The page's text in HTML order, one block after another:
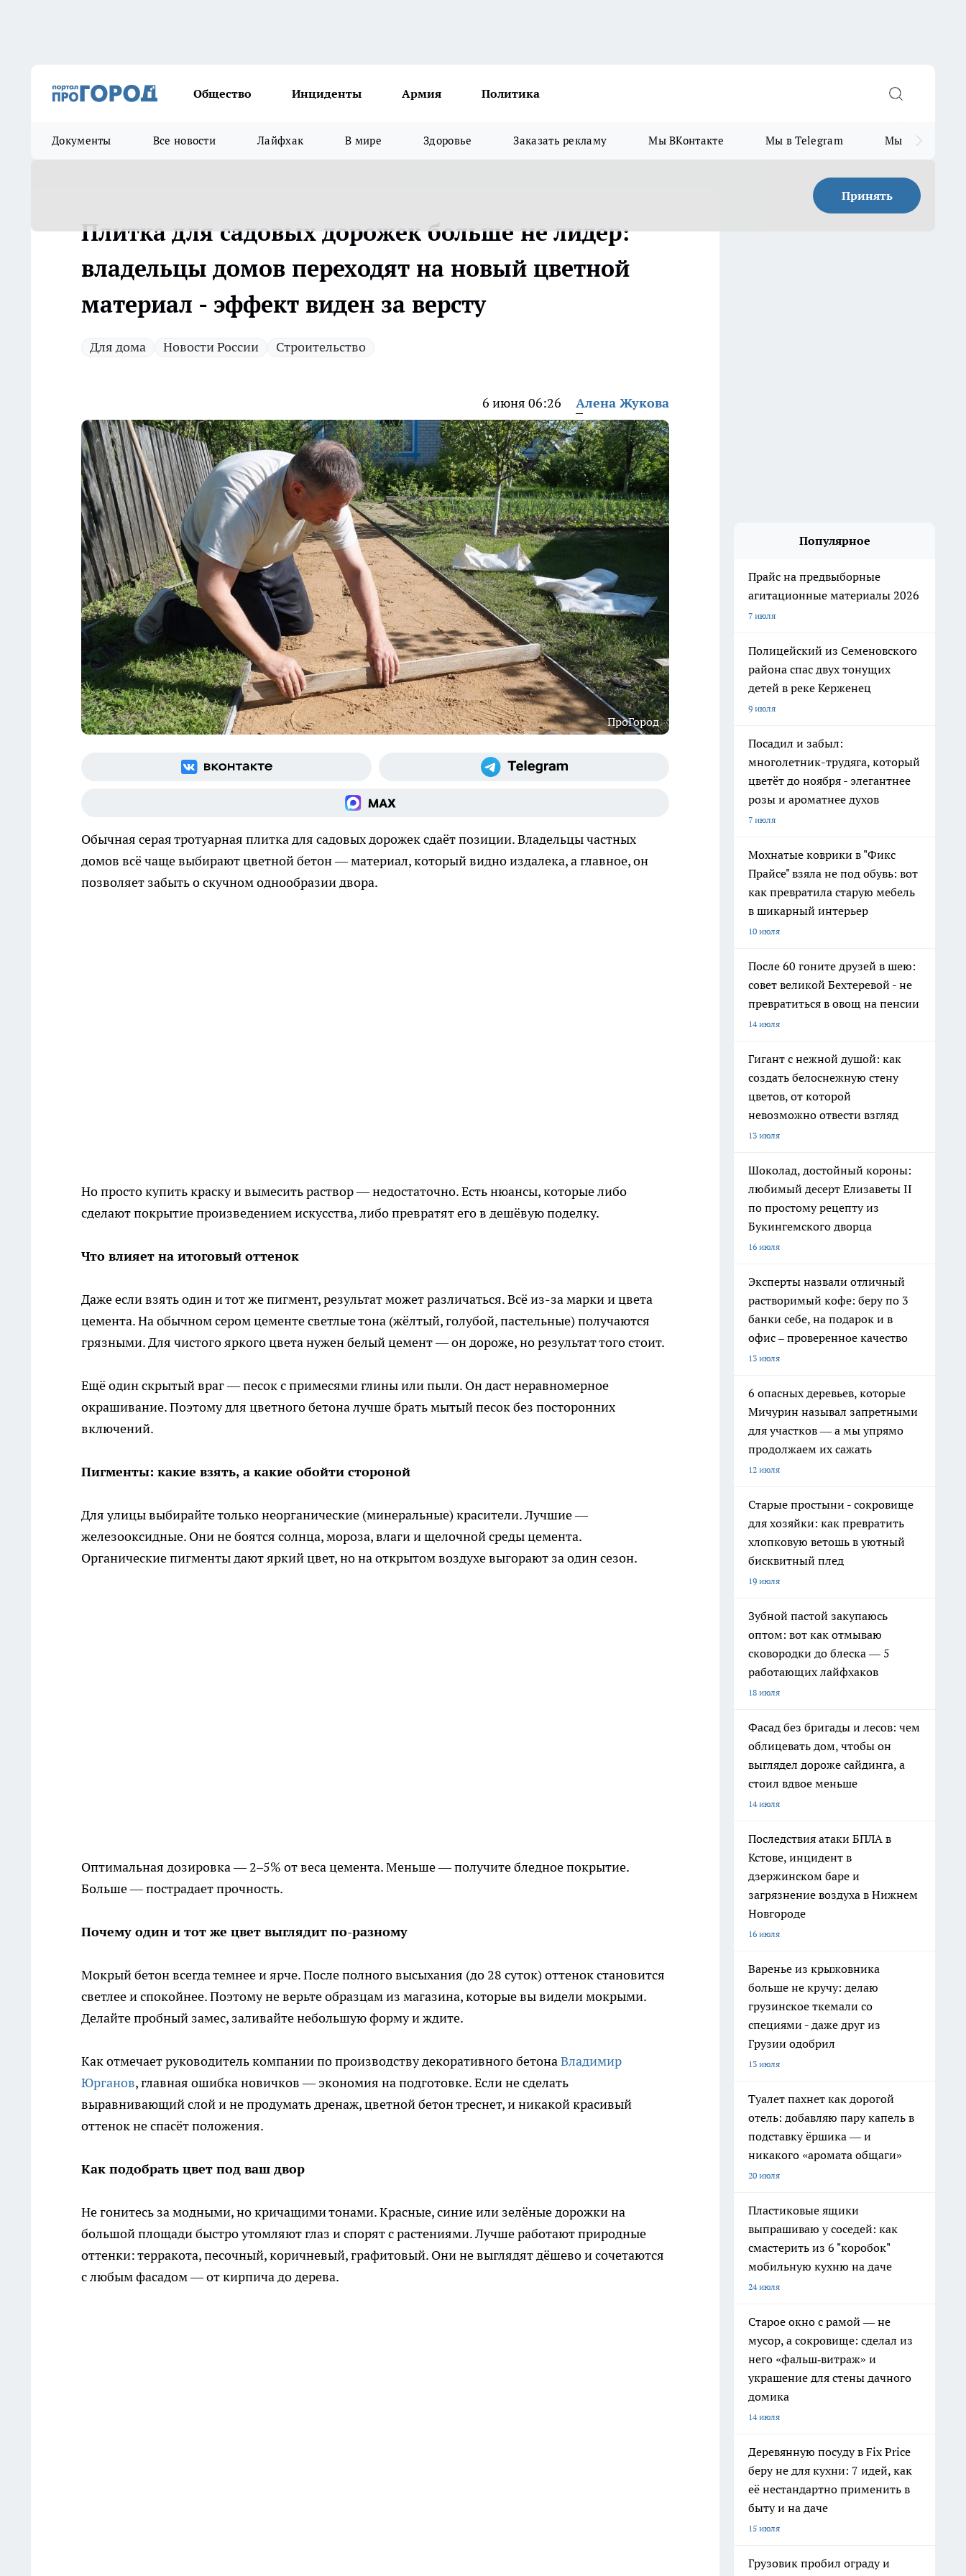
Общество Инциденты Армия Политика
Документы Все новости Лайфхак В мире Здоровье Заказать рекламу Мы ВКонтакте Мы в Telegram Мы в MAX
Принять
Плитка для садовых дорожек больше не лидер:
владельцы домов переходят на новый цветной
материал - эффект виден за версту
Для дома Новости России Строительство
6 июня 06:26 Алена Жукова
ПроГород
Обычная серая тротуарная плитка для садовых дорожек сдаёт позиции. Владельцы частных
домов всё чаще выбирают цветной бетон — материал, который видно издалека, а главное, он
позволяет забыть о скучном однообразии двора.
Но просто купить краску и вымесить раствор — недостаточно. Есть нюансы, которые либо
сделают покрытие произведением искусства, либо превратят его в дешёвую поделку.
Что влияет на итоговый оттенок
Даже если взять один и тот же пигмент, результат может различаться. Всё из-за марки и цвета
цемента. На обычном сером цементе светлые тона (жёлтый, голубой, пастельные) получаются
грязными. Для чистого яркого цвета нужен белый цемент — он дороже, но результат того стоит.
Ещё один скрытый враг — песок с примесями глины или пыли. Он даст неравномерное
окрашивание. Поэтому для цветного бетона лучше брать мытый песок без посторонних
включений.
Пигменты: какие взять, а какие обойти стороной
Для улицы выбирайте только неорганические (минеральные) красители. Лучшие —
железооксидные. Они не боятся солнца, мороза, влаги и щелочной среды цемента.
Органические пигменты дают яркий цвет, но на открытом воздухе выгорают за один сезон.
Оптимальная дозировка — 2–5% от веса цемента. Меньше — получите бледное покрытие.
Больше — пострадает прочность.
Почему один и тот же цвет выглядит по-разному
Мокрый бетон всегда темнее и ярче. После полного высыхания (до 28 суток) оттенок становится
светлее и спокойнее. Поэтому не верьте образцам из магазина, которые вы видели мокрыми.
Делайте пробный замес, заливайте небольшую форму и ждите.
Как отмечает руководитель компании по производству декоративного бетонаВладимир
Юрганов, главная ошибка новичков — экономия на подготовке. Если не сделать
выравнивающий слой и не продумать дренаж, цветной бетон треснет, и никакой красивый
оттенок не спасёт положения.
Как подобрать цвет под ваш двор
Не гонитесь за модными, но кричащими тонами. Красные, синие или зелёные дорожки на
большой площади быстро утомляют глаз и спорят с растениями. Лучше работают природные
оттенки: терракота, песочный, коричневый, графитовый. Они не выглядят дёшево и сочетаются
с любым фасадом — от кирпича до дерева.
Популярное
Прайс на предвыборные
агитационные материалы 2026
7 июля
Полицейский из Семеновского
района спас двух тонущих
детей в реке Керженец
9 июля
Посадил и забыл:
многолетник-трудяга, который
цветёт до ноября - элегантнее
розы и ароматнее духов
7 июля
Мохнатые коврики в "Фикс
Прайсе" взяла не под обувь: вот
как превратила старую мебель
в шикарный интерьер
10 июля
После 60 гоните друзей в шею:
совет великой Бехтеревой - не
превратиться в овощ на пенсии
14 июля
Гигант с нежной душой: как
создать белоснежную стену
цветов, от которой
невозможно отвести взгляд
13 июля
Шоколад, достойный короны:
любимый десерт Елизаветы II
по простому рецепту из
Букингемского дворца
16 июля
Эксперты назвали отличный
растворимый кофе: беру по 3
банки себе, на подарок и в
офис – проверенное качество
13 июля
6 опасных деревьев, которые
Мичурин называл запретными
для участков — а мы упрямо
продолжаем их сажать
12 июля
Старые простыни - сокровище
для хозяйки: как превратить
хлопковую ветошь в уютный
бисквитный плед
19 июля
Зубной пастой закупаюсь
оптом: вот как отмываю
сковородки до блеска — 5
работающих лайфхаков
18 июля
Фасад без бригады и лесов: чем
облицевать дом, чтобы он
выглядел дороже сайдинга, а
стоил вдвое меньше
14 июля
Последствия атаки БПЛА в
Кстове, инцидент в
дзержинском баре и
загрязнение воздуха в Нижнем
Новгороде
16 июля
Варенье из крыжовника
больше не кручу: делаю
грузинское ткемали со
специями - даже друг из
Грузии одобрил
13 июля
Туалет пахнет как дорогой
отель: добавляю пару капель в
подставку ёршика — и
никакого «аромата общаги»
20 июля
Пластиковые ящики
выпрашиваю у соседей: как
смастерить из 6 "коробок"
мобильную кухню на даче
24 июля
Старое окно с рамой — не
мусор, а сокровище: сделал из
него «фальш‑витраж» и
украшение для стены дачного
домика
14 июля
Деревянную посуду в Fix Price
беру не для кухни: 7 идей, как
её нестандартно применить в
быту и на даче
15 июля
Грузовик пробил ограду и